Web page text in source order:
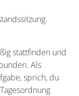
stattfinden und
Als
sprich, du